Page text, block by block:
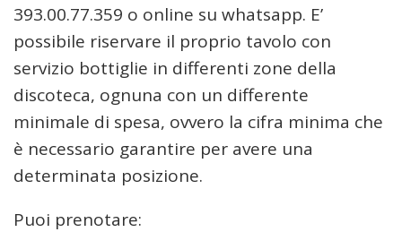
393.00.77.359 o online su whatsapp. E’
possibile riservare il proprio tavolo con
servizio bottiglie in differenti zone della
discoteca, ognuna con un differente
minimale di spesa, ovvero la cifra minima che
è necessario garantire per avere una
determinata posizione.
Puoi prenotare: